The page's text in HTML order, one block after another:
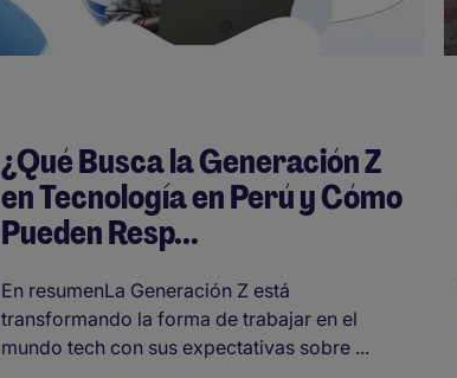
¿Qué Busca la Generación Z
en Tecnología en Perú y Cómo
Pueden Resp...
En resumenLa Generación Z está
transformando la forma de trabajar en el
mundo tech con sus expectativas sobre ...